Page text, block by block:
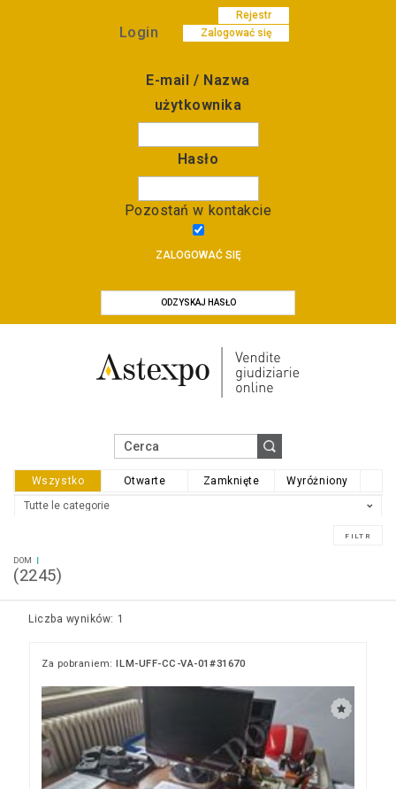
Rejestr
Zalogować się
Login
E-mail / Nazwa
użytkownika
Hasło
Pozostań w kontakcie
ZALOGOWAĆ SIĘ
ODZYSKAJ HASŁO
Wszystko Otwarte Zamknięte Wyróżniony
DOM
(2245)
Liczba wyników: 1
Za pobraniem:ILM-UFF-CC-VA-01#31670